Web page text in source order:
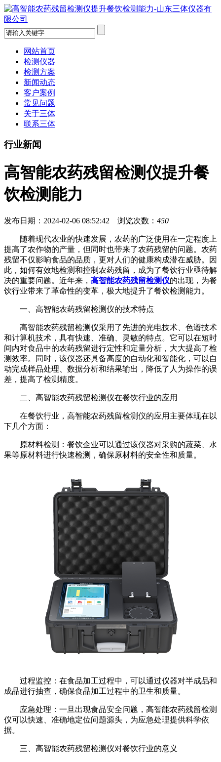
网站首页
检测仪器
检测方案
新闻动态
客户案例
常见问题
关于三体
联系三体
行业新闻
高智能农药残留检测仪提升餐
饮检测能力
发布日期：2024-02-06 08:52:42 浏览次数： 450
随着现代农业的快速发展，农药的广泛使用在一定程度上
提高了农作物的产量，但同时也带来了农药残留的问题。农药
残留不仅影响食品的品质，更对人们的健康构成潜在威胁。因
此，如何有效地检测和控制农药残留，成为了餐饮行业亟待解
决的重要问题。近年来， 高智能农药残留检测仪的出现，为餐
饮行业带来了革命性的变革，极大地提升了餐饮检测能力。
一、高智能农药残留检测仪的技术特点
高智能农药残留检测仪采用了先进的光电技术、色谱技术
和计算机技术，具有快速、准确、灵敏的特点。它可以在短时
间内对食品中的农药残留进行定性和定量分析，大大提高了检
测效率。同时，该仪器还具备高度的自动化和智能化，可以自
动完成样品处理、数据分析和结果输出，降低了人为操作的误
差，提高了检测精度。
二、高智能农药残留检测仪在餐饮行业的应用
在餐饮行业，高智能农药残留检测仪的应用主要体现在以
下几个方面：
原材料检测：餐饮企业可以通过该仪器对采购的蔬菜、水
果等原材料进行快速检测，确保原材料的安全性和质量。
过程监控：在食品加工过程中，可以通过仪器对半成品和
成品进行抽查，确保食品加工过程中的卫生和质量。
应急处理：一旦出现食品安全问题，高智能农药残留检测
仪可以快速、准确地定位问题源头，为应急处理提供科学依
据。
三、高智能农药残留检测仪对餐饮行业的意义